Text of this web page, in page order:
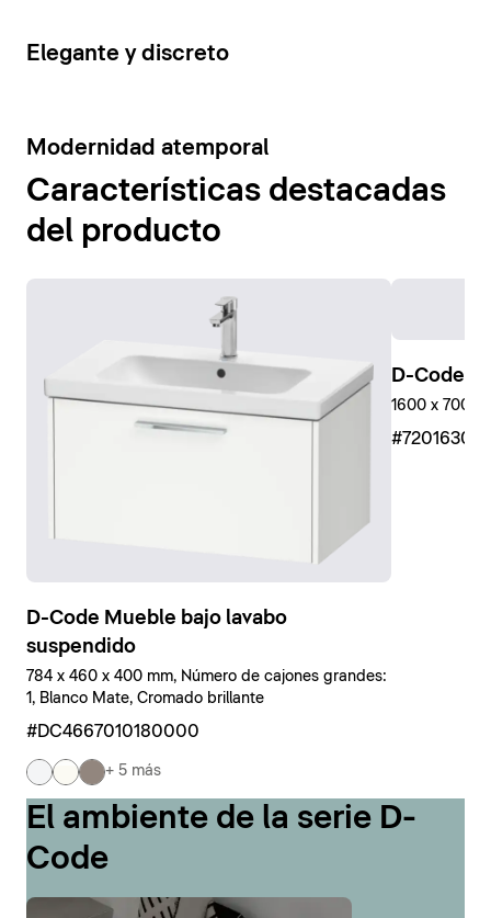
15
Elegante y discreto
10
Modernidad atemporal
Características destacadas
del producto
D-Code Mueble bajo lavabo
suspendido
784 x 460 x 400 mm, Número de cajones grandes:
1, Blanco Mate, Cromado brillante
#DC4667010180000
+ 5 más
D-Code
1600 x 700
El ambiente de la serie D-
Code